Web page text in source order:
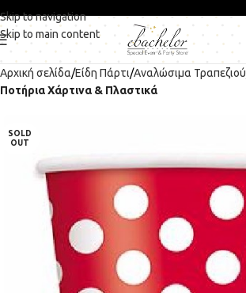
Skip to navigation
Skip to main content
Αρχική σελίδα Είδη Πάρτι Αναλώσιμα Τραπεζιού
Ποτήρια Χάρτινα & Πλαστικά
SOLD
OUT